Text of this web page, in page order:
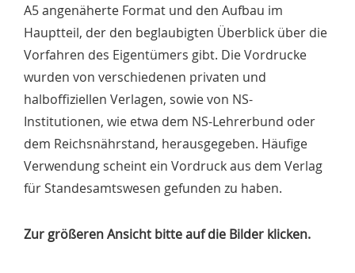
A5 angenäherte Format und den Aufbau im
Hauptteil, der den beglaubigten Überblick über die
Vorfahren des Eigentümers gibt. Die Vordrucke
wurden von verschiedenen privaten und
halboffiziellen Verlagen, sowie von NS-
Institutionen, wie etwa dem NS-Lehrerbund oder
dem Reichsnährstand, herausgegeben. Häufige
Verwendung scheint ein Vordruck aus dem Verlag
für Standesamtswesen gefunden zu haben.
Zur größeren Ansicht bitte auf die Bilder klicken.